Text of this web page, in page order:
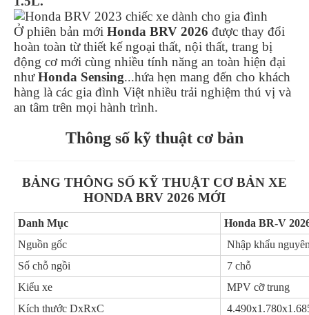
Ở phiên bản mới Honda BRV 2026 được thay đổi
hoàn toàn từ thiết kế ngoại thất, nội thất, trang bị
động cơ mới cùng nhiều tính năng an toàn hiện đại
nhưHonda Sensing...hứa hẹn mang đến cho khách
hàng là các gia đình Việt nhiều trải nghiệm thú vị và
an tâm trên mọi hành trình.
Thông số kỹ thuật cơ bản
BẢNG THÔNG SỐ KỸ THUẬT CƠ BẢN XE
HONDA BRV 2026 MỚI
Danh Mục
Honda BR-V
Nguồn gốc
Nhập khẩu
Số chỗ ngồi
7 chỗ
Kiểu xe
MPV cỡ trung
Kích thước DxRxC